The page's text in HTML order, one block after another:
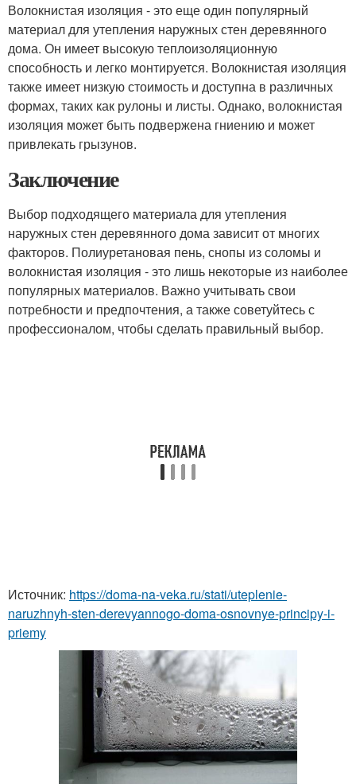
Волокнистая изоляция - это еще один популярный
материал для утепления наружных стен деревянного
дома. Он имеет высокую теплоизоляционную
способность и легко монтируется. Волокнистая изоляция
также имеет низкую стоимость и доступна в различных
формах, таких как рулоны и листы. Однако, волокнистая
изоляция может быть подвержена гниению и может
привлекать грызунов.
Заключение
Выбор подходящего материала для утепления
наружных стен деревянного дома зависит от многих
факторов. Полиуретановая пень, снопы из соломы и
волокнистая изоляция - это лишь некоторые из наиболее
популярных материалов. Важно учитывать свои
потребности и предпочтения, а также советуйтесь с
профессионалом, чтобы сделать правильный выбор.
Источник: https://doma-na-veka.ru/stati/uteplenie-
naruzhnyh-sten-derevyannogo-doma-osnovnye-principy-i-
priemy